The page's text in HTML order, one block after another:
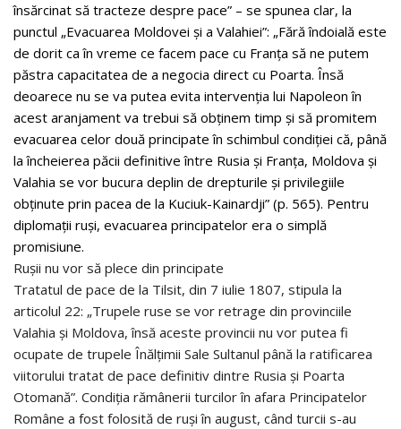
însărcinat să tracteze despre pace” – se spunea clar, la
punctul „Evacuarea Moldovei și a Valahiei”: „Fără îndoială este
de dorit ca în vreme ce facem pace cu Franța să ne putem
păstra capacitatea de a negocia direct cu Poarta. Însă
deoarece nu se va putea evita intervenția lui Napoleon în
acest aranjament va trebui să obținem timp și să promitem
evacuarea celor două principate în schimbul condiției că, până
la încheierea păcii definitive între Rusia și Franța, Moldova și
Valahia se vor bucura deplin de drepturile și privilegiile
obținute prin pacea de la Kuciuk-Kainardji” (p. 565). Pentru
diplomații ruși, evacuarea principatelor era o simplă
promisiune.
Rușii nu vor să plece din principate
Tratatul de pace de la Tilsit, din 7 iulie 1807, stipula la
articolul 22: „Trupele ruse se vor retrage din provinciile
Valahia și Moldova, însă aceste provincii nu vor putea fi
ocupate de trupele Înălțimii Sale Sultanul până la ratificarea
viitorului tratat de pace definitiv dintre Rusia și Poarta
Otomană”. Condiția rămânerii turcilor în afara Principatelor
Române a fost folosită de ruși în august, când turcii s-au